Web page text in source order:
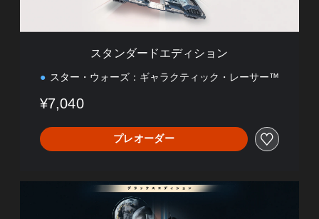
ン
スタンダードエディション
スター・ウォーズ：ギャラクティック・レーサー™
¥7,040
プレオーダー